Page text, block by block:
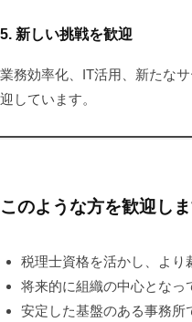
5. 新しい挑戦を歓迎
業務効率化、IT活用、新たな
迎しています。
このような方を歓迎し
税理士資格を活かし、より
将来的に組織の中心となっ
安定した基盤のある事務所